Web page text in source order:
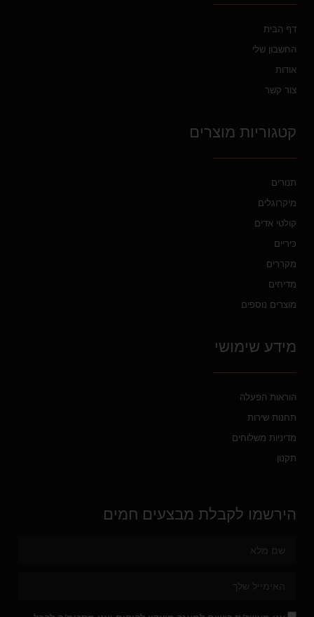
דף הבית
החשבון שלי
אודות
צור קשר
קטגוריות מוצרים
תנורים
מיקרוגלים
קולטי אדים
כיריים
מקררים
מדיחים
מוצרים נוספים
מידע שימושי
הוראות הפעלה
תחנות שירות
מדיניות משלוחים
תקנון
הירשמו לקבלת מבצעים חמים